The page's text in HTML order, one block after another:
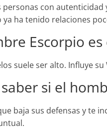
personas con
ha tenido relaciones
Escorpio es
suele ser alto. Influye
si el
baja sus defensas y te